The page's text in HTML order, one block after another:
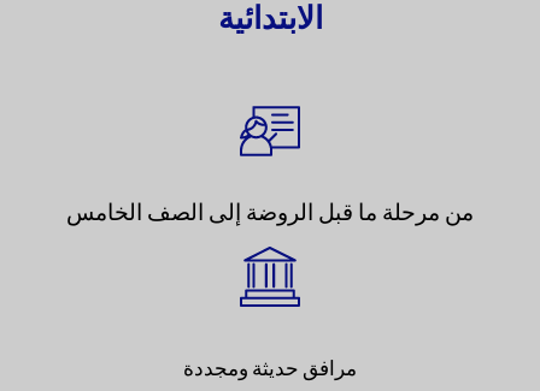
الابتدائية
من مرحلة ما قبل الروضة إلى الصف الخامس
مرافق حديثة ومجددة